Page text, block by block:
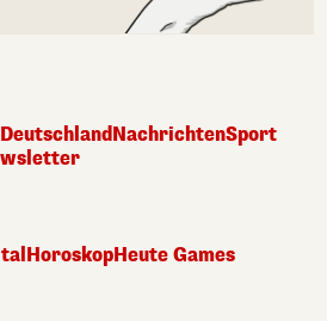
DeutschlandNachrichtenSport
HoroskopHeute Games